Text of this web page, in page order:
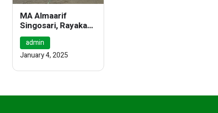
MA Almaarif
Singosari, Rayakan
Harlah ke-58, Terus
Eksis Berkolaborasi
admin
January 4, 2025